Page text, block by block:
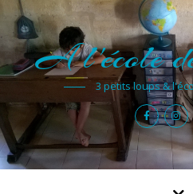
A l'école
3 petits loups &